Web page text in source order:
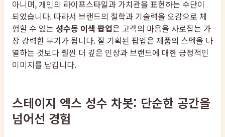
아니며, 개인의 라이프스타일과 가치관을 표현하는 수단이
되었습니다. 따라서 브랜드의 철학과 기술력을 오감으로 체
험할 수 있는 성수동 이색 팝업은 고객의 마음을 사로잡는 가
장 강력한 무기가 됩니다. 잘 기획된 팝업은 제품의 스펙을 나
열하는 것보다 훨씬 더 깊은 인상과 브랜드에 대한 긍정적인
이미지를 남깁니다.
스테이지 엑스 성수 차봇: 단순한 공간을
넘어선 경험